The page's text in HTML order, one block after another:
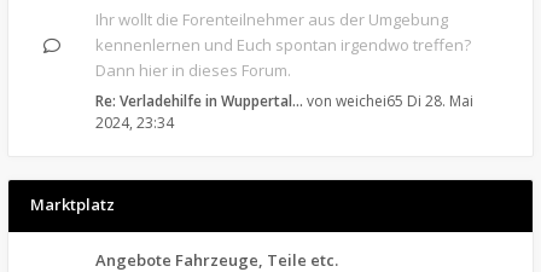
Ihr wollt die Forenteilnehmer aus der Umgebung
kennenlernen und Euch spontan irgendwo treffen?
Dann hier in dieses Forum.
Re: Verladehilfe in Wuppertal… von weichei65 Di 28. Mai
2024, 23:34
Marktplatz
Angebote Fahrzeuge, Teile etc.